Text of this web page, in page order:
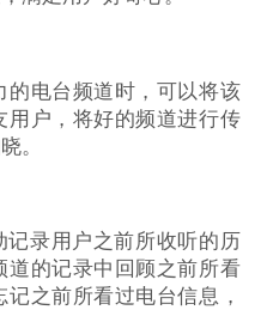
的电台频道时，可以将该
用户，将好的频道进行传
。
录用户之前所收听的历
道的记录中回顾之前所看
之前所看过电台信息，